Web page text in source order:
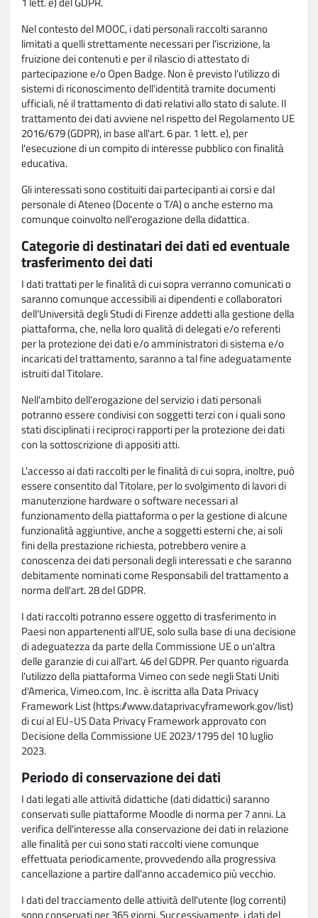
Nel contesto del MOOC, i dati personali raccolti saranno
limitati a quelli strettamente necessari per l'iscrizione, la
fruizione dei contenuti e per il rilascio di attestato di
partecipazione e/o Open Badge. Non è previsto l'utilizzo di
sistemi di riconoscimento dell'identità tramite documenti
ufficiali, né il trattamento di dati relativi allo stato di salute. Il
trattamento dei dati avviene nel rispetto del Regolamento UE
2016/679 (GDPR), in base all'art. 6 par. 1 lett. e), per
l'esecuzione di un compito di interesse pubblico con finalità
educativa.
Gli interessati sono costituiti dai partecipanti ai corsi e dal
personale di Ateneo (Docente o T/A) o anche esterno ma
comunque coinvolto nell'erogazione della didattica.
Categorie di destinatari dei dati ed eventuale
trasferimento dei dati
I dati trattati per le finalità di cui sopra verranno comunicati o
saranno comunque accessibili ai dipendenti e collaboratori
dell'Università degli Studi di Firenze addetti alla gestione della
piattaforma, che, nella loro qualità di delegati e/o referenti
per la protezione dei dati e/o amministratori di sistema e/o
incaricati del trattamento, saranno a tal fine adeguatamente
istruiti dal Titolare.
Nell'ambito dell'erogazione del servizio i dati personali
potranno essere condivisi con soggetti terzi con i quali sono
stati disciplinati i reciproci rapporti per la protezione dei dati
con la sottoscrizione di appositi atti.
L'accesso ai dati raccolti per le finalità di cui sopra, inoltre, può
essere consentito dal Titolare, per lo svolgimento di lavori di
manutenzione hardware o software necessari al
funzionamento della piattaforma o per la gestione di alcune
funzionalità aggiuntive, anche a soggetti esterni che, ai soli
fini della prestazione richiesta, potrebbero venire a
conoscenza dei dati personali degli interessati e che saranno
debitamente nominati come Responsabili del trattamento a
norma dell'art. 28 del GDPR.
I dati raccolti potranno essere oggetto di trasferimento in
Paesi non appartenenti all'UE, solo sulla base di una decisione
di adeguatezza da parte della Commissione UE o un'altra
delle garanzie di cui all'art. 46 del GDPR. Per quanto riguarda
l'utilizzo della piattaforma Vimeo con sede negli Stati Uniti
d'America, Vimeo.com, Inc. è iscritta alla Data Privacy
Framework List (https://www.dataprivacyframework.gov/list)
di cui al EU-US Data Privacy Framework approvato con
Decisione della Commissione UE 2023/1795 del 10 luglio
2023.
Periodo di conservazione dei dati
I dati legati alle attività didattiche (dati didattici) saranno
conservati sulle piattaforme Moodle di norma per 7 anni. La
verifica dell'interesse alla conservazione dei dati in relazione
alle finalità per cui sono stati raccolti viene comunque
effettuata periodicamente, provvedendo alla progressiva
cancellazione a partire dall'anno accademico più vecchio.
I dati del tracciamento delle attività dell'utente (log correnti)
sono conservati per 365 giorni. Successivamente, i dati del